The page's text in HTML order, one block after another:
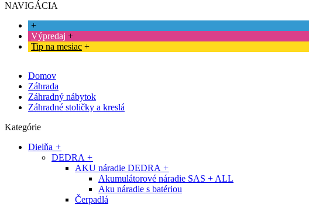
NAVIGÁCIA
+
Výpredaj +
Tip na mesiac +
Domov
Záhrada
Záhradný nábytok
Záhradné stoličky a kreslá
Kategórie
Dielňa +
DEDRA +
AKU náradie DEDRA +
Akumulátorové náradie SAS + ALL
Aku náradie s batériou
Čerpadlá